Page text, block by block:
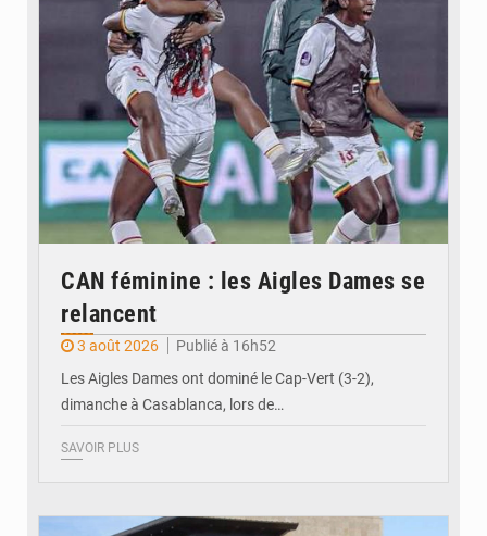
CAN féminine : les Aigles Dames se
relancent
3 août 2026
Publié à 16h52
Les Aigles Dames ont dominé le Cap-Vert (3-2),
dimanche à Casablanca, lors de…
SAVOIR PLUS